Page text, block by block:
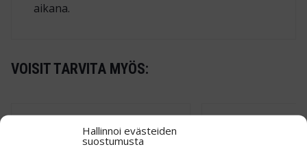
Hallinnoi evästeiden
suostumusta
aikana.
VOISIT TARVITA MYÖS: